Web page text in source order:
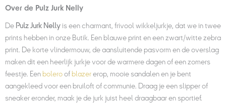
Over de Pulz Jurk Nelly
De Pulz Jurk Nellyis een charmant, frivool wikkeljurkje, dat we in twee
prints hebben in onze Butik. Een blauwe print en een zwart/witte zebra
print. De korte vlindermouw, de aansluitende pasvorm en de overslag
maken dit een heerlijk jurkje voor de warmere dagen of een zomers
feestje. Een boleroof blazererop, mooie sandalen en je bent
aangekleed voor een bruiloft of communie. Draag je een slipper of
sneaker eronder, maak je de jurk juist heel draagbaar en sportief.